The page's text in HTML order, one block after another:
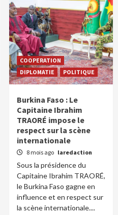
COOPERATION
DIPLOMATIE
POLITIQUE
Burkina Faso : Le
Capitaine Ibrahim
TRAORÉ impose le
respect sur la scène
internationale
8 mois ago laredaction
Sous la présidence du
Capitaine Ibrahim TRAORÉ,
le Burkina Faso gagne en
influence et en respect sur
la scène internationale....